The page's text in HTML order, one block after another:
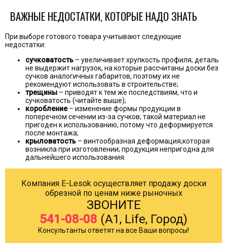
ВАЖНЫЕ НЕДОСТАТКИ, КОТОРЫЕ НАДО ЗНАТЬ
При выборе готового товара учитывают следующие
недостатки:
сучковатость – увеличивает хрупкость профиля; деталь
не выдержит нагрузок, на которые рассчитаны доски без
сучков аналогичных габаритов, поэтому их не
рекомендуют использовать в строительстве;
трещины – приводят к тем же последствиям, что и
сучковатость (читайте выше);
коробление– изменение формы продукции в
поперечном сечении из-за сучков; такой материал не
пригоден к использованию, потому что деформируется
после монтажа;
крыловатость – винтообразная деформация,которая
возникла при изготовлении; продукция непригодна для
дальнейшего использования.
Компания E-Lesok осуществляет продажу доски
обрезной по ценам ниже рыночных
ЗВОНИТЕ
541-08-08 (A1, Life, Город)
Консультанты ответят на все Ваши вопросы!